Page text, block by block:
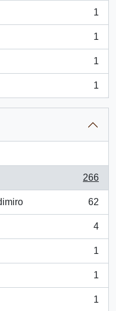
1
1
1
1
266
62
4
1
1
1